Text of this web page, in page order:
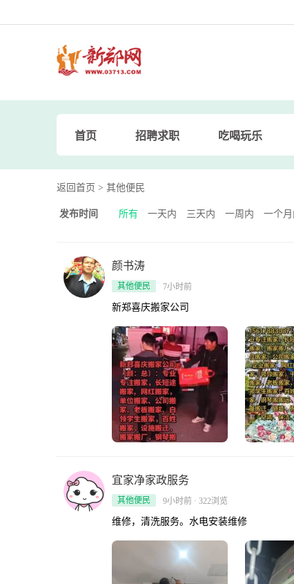
首页 招聘求职 吃喝玩乐
返回首页 > 其他便民
发布时间 所有 一天内 三天内 一周内 一个月
颜书涛
其他便民 7小时前
新郑喜庆搬家公司
宜家净家政服务
其他便民 9小时前 · 322浏览
维修，清洗服务。水电安装维修